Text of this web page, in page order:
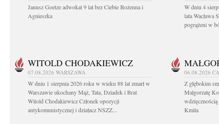
Janusz Goetze adwokat 9 lat bez Ciebie Bożenna i
Agnieszka
W dniu 4
lata Wacława
pogrążeni w
WITOLD CHODAKIEWICZ
07.08.2026 WARSZAWA
W dniu 1 sierpnia 2026 roku w wieku 88 lat zmarł w
Warszawie ukochany Mąż, Tata, Dziadek i Brat
Witold Chodakiewicz Członek opozycji
antykomunistycznej i działacz NSZZ...
06.08.2026
Z głębokim
Małgorzatę
Kmita